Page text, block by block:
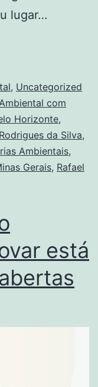
lugar…
, Uncategorized
com
Horizonte,
da Silva,
Ambientais,
Gerais, Rafael
está